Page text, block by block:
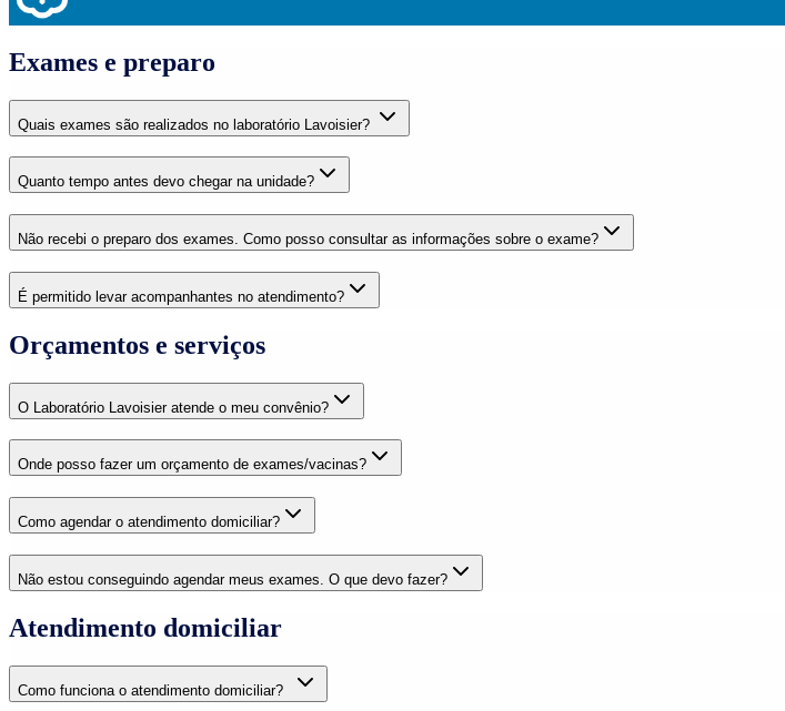
Exames e preparo
Quais exames são realizados no laboratório Lavoisier?
Quanto tempo antes devo chegar na unidade?
Não recebi o preparo dos exames. Como posso consultar as informações sobre o exame?
É permitido levar acompanhantes no atendimento?
Orçamentos e serviços
O Laboratório Lavoisier atende o meu convênio?
Onde posso fazer um orçamento de exames/vacinas?
Como agendar o atendimento domiciliar?
Não estou conseguindo agendar meus exames. O que devo fazer?
Atendimento domiciliar
Como funciona o atendimento domiciliar?